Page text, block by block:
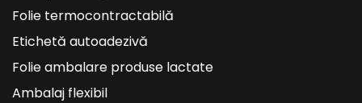
Folie termocontractabilă
Etichetă autoadezivă
Folie ambalare produse lactate
Ambalaj flexibil